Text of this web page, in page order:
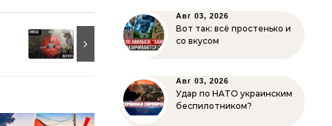
Авг 03, 2026
Вот так: всё простенько и
со вкусом
Авг 03, 2026
Удар по НАТО украинским
беспилотником?